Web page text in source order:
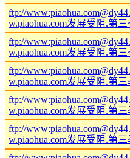
ftp://
w.piaohua.com发展受阻.第
ftp://
w.piaohua.com发展受阻.第
ftp://
w.piaohua.com发展受阻.第
ftp://
w.piaohua.com发展受阻.第
ftp://
w.piaohua.com发展受阻.第